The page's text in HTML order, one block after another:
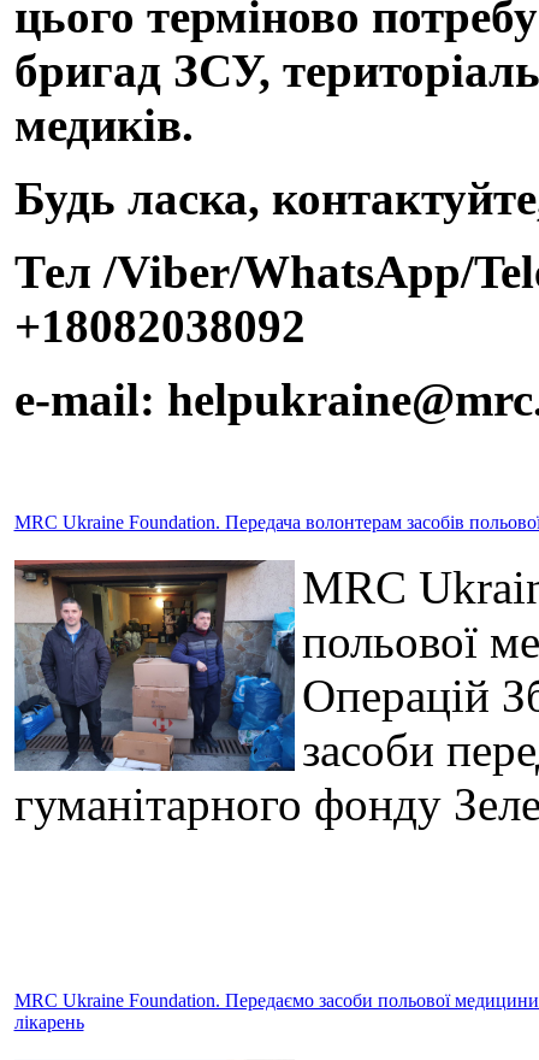
цього терміново
бригад ЗСУ,
медиків.
Будь ласка,
Тел /Viber/WhatsApp/
+18082038092
e-mail:
MRC Ukraine Foundation. Передача волонтерам засобів
MRC
польової
Операцій
засоби
гуманітарного фонду
MRC Ukraine Foundation. Передаємо засоби польової
лікарень